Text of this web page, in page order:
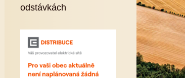
odstávkách